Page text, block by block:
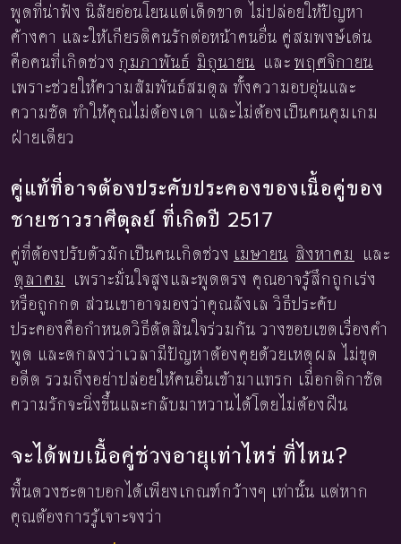
พูดที่น่าฟัง นิสัยอ่อนโยนแต่เด็ดขาด ไม่ปล่อยให้ปัญหา
ค้างคา และให้เกียรติคนรักต่อหน้าคนอื่น คู่สมพงษ์เด่น
คือคนที่เกิดช่วง กุมภาพันธ์ มิถุนายน และ พฤศจิกายน
เพราะช่วยให้ความสัมพันธ์สมดุล ทั้งความอบอุ่นและ
ความชัด ทำให้คุณไม่ต้องเดา และไม่ต้องเป็นคนคุมเกม
ฝ่ายเดียว
คู่แท้ที่อาจต้องประคับประคองของเนื้อคู่ของ
ชายชาวราศีตุลย์ ที่เกิดปี 2517
คู่ที่ต้องปรับตัวมักเป็นคนเกิดช่วง เมษายน สิงหาคม และ
ตุลาคม เพราะมั่นใจสูงและพูดตรง คุณอาจรู้สึกถูกเร่ง
หรือถูกกด ส่วนเขาอาจมองว่าคุณลังเล วิธีประคับ
ประคองคือกำหนดวิธีตัดสินใจร่วมกัน วางขอบเขตเรื่องคำ
พูด และตกลงว่าเวลามีปัญหาต้องคุยด้วยเหตุผล ไม่ขุด
อดีต รวมถึงอย่าปล่อยให้คนอื่นเข้ามาแทรก เมื่อกติกาชัด
ความรักจะนิ่งขึ้นและกลับมาหวานได้โดยไม่ต้องฝืน
จะได้พบเนื้อคู่ช่วงอายุเท่าไหร่ ที่ไหน?
พื้นดวงชะตาบอกได้เพียงเกณฑ์กว้างๆ เท่านั้น แต่หาก
คุณต้องการรู้เจาะจงว่า